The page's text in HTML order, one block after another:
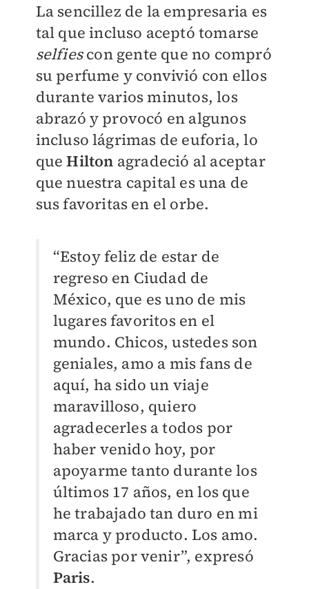
La sencillez de la empresaria es
tal que incluso aceptó tomarse
selfiescon gente que no compró
su perfume y convivió con ellos
durante varios minutos, los
abrazó y provocó en algunos
incluso lágrimas de euforia, lo
queHilton agradeció al aceptar
que nuestra capital es una de
sus favoritas en el orbe.
“Estoy feliz de estar de
regreso en Ciudad de
México, que es uno de mis
lugares favoritos en el
mundo. Chicos, ustedes son
geniales, amo a mis fans de
aquí, ha sido un viaje
maravilloso, quiero
agradecerles a todos por
haber venido hoy, por
apoyarme tanto durante los
últimos 17 años, en los que
he trabajado tan duro en mi
marca y producto. Los amo.
Gracias por venir”, expresó
Paris.